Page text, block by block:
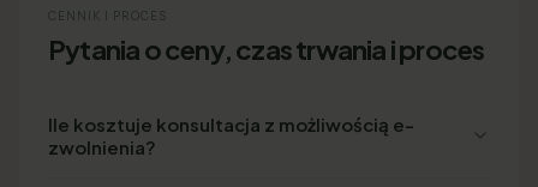
CENNIK I PROCES
Pytania o ceny, czas trwania i proces
Ile kosztuje konsultacja z możliwością e-
zwolnienia?